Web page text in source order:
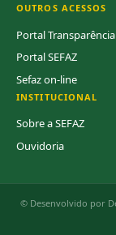
OUTROS ACESSOS
Portal Transparência
Portal SEFAZ
Sefaz on-line
INSTITUCIONAL
Sobre a SEFAZ
Ouvidoria
© Desenvolvido por